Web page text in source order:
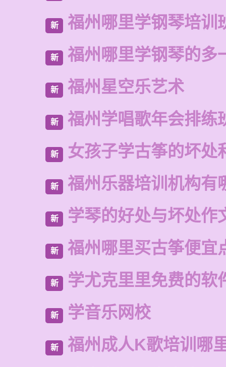
新 福州哪里学钢琴培训
新 福州哪里学钢琴的多
新 福州星空乐艺术
新 福州学唱歌年会排练
新 女孩子学古筝的坏处
新 福州乐器培训机构有
新 学琴的好处与坏处作
新 福州哪里买古筝便宜
新 学尤克里里免费的软
新 学音乐网校
新 福州成人K歌培训哪